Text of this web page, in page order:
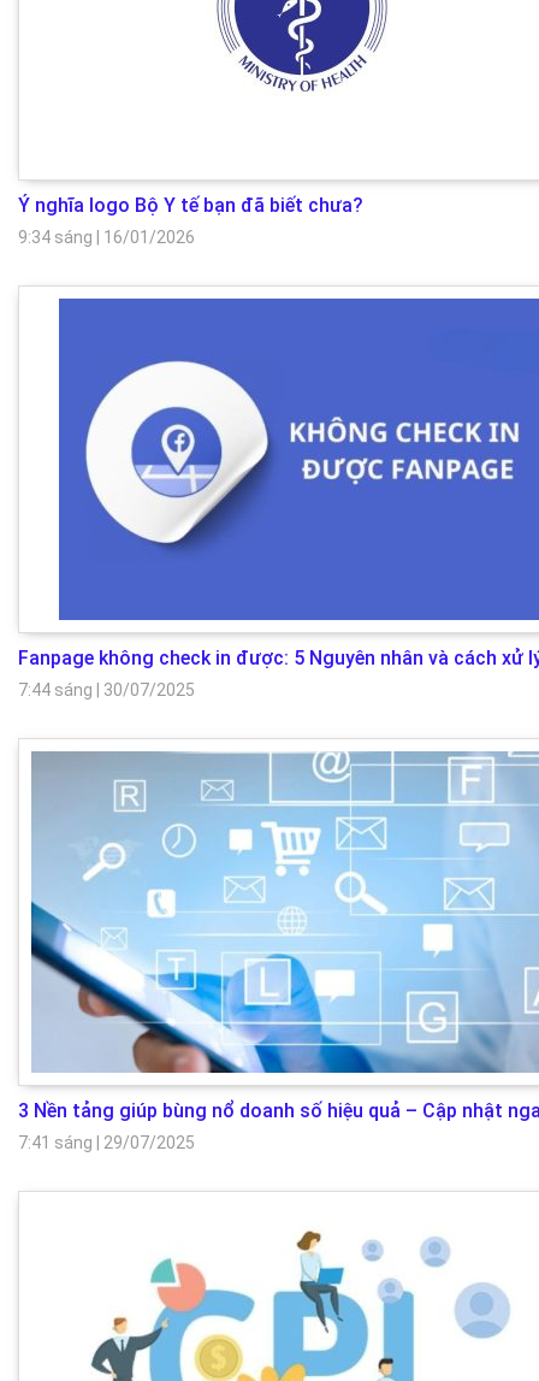
Ý nghĩa logo Bộ Y tế bạn đã biết chưa?
9:34 sáng 16/01/2026
Fanpage không check in được: 5 Nguyên nhân và cách xử
7:44 sáng 30/07/2025
3 Nền tảng giúp bùng nổ doanh số hiệu quả – Cập nhật
7:41 sáng 29/07/2025